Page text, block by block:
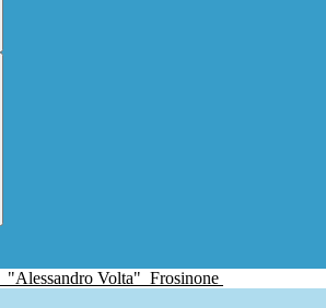
"Alessandro Volta" Frosinone